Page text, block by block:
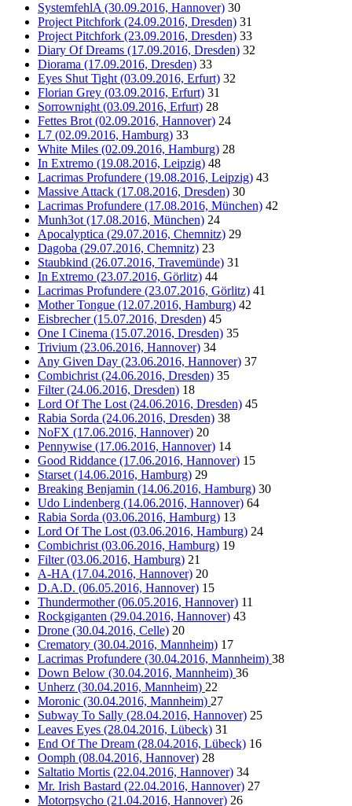
SystemfehlA (30.09.2016, Hannover) 30
Project Pitchfork (24.09.2016, Dresden) 31
Project Pitchfork (23.09.2016, Dresden) 33
Diary Of Dreams (17.09.2016, Dresden) 32
Diorama (17.09.2016, Dresden) 33
Eyes Shut Tight (03.09.2016, Erfurt) 32
Florian Grey (03.09.2016, Erfurt) 31
Sorrownight (03.09.2016, Erfurt) 28
Fettes Brot (02.09.2016, Hannover) 24
L7 (02.09.2016, Hamburg) 33
White Miles (02.09.2016, Hamburg) 28
In Extremo (19.08.2016, Leipzig) 48
Lacrimas Profundere (19.08.2016, Leipzig) 43
Massive Attack (17.08.2016, Dresden) 30
Lacrimas Profundere (17.08.2016, München) 42
Munh3ot (17.08.2016, München) 24
Apocalyptica (29.07.2016, Chemnitz) 29
Dagoba (29.07.2016, Chemnitz) 23
Staubkind (26.07.2016, Travemünde) 31
In Extremo (23.07.2016, Görlitz) 44
Lacrimas Profundere (23.07.2016, Görlitz) 41
Mother Tongue (12.07.2016, Hamburg) 42
Eisbrecher (15.07.2016, Dresden) 45
One I Cinema (15.07.2016, Dresden) 35
Trivium (23.06.2016, Hannover) 34
Any Given Day (23.06.2016, Hannover) 37
Combichrist (24.06.2016, Dresden) 35
Filter (24.06.2016, Dresden) 18
Lord Of The Lost (24.06.2016, Dresden) 45
Rabia Sorda (24.06.2016, Dresden) 38
NoFX (17.06.2016, Hannover) 20
Pennywise (17.06.2016, Hannover) 14
Good Riddance (17.06.2016, Hannover) 15
Starset (14.06.2016, Hamburg) 29
Breaking Benjamin (14.06.2016, Hamburg) 30
Udo Lindenberg (14.06.2016, Hannover) 64
Rabia Sorda (03.06.2016, Hamburg) 13
Lord Of The Lost (03.06.2016, Hamburg) 24
Combichrist (03.06.2016, Hamburg) 19
Filter (03.06.2016, Hamburg) 21
A-HA (17.04.2016, Hannover) 20
D.A.D. (06.05.2016, Hannover) 15
Thundermother (06.05.2016, Hannover) 11
Rockgiganten (29.04.2016, Hannover) 43
Drone (30.04.2016, Celle) 20
Crematory (30.04.2016, Mannheim) 17
Lacrimas Profundere (30.04.2016, Mannheim) 38
Down Below (30.04.2016, Mannheim) 36
Unherz (30.04.2016, Mannheim) 22
Moronic (30.04.2016, Mannheim) 27
Subway To Sally (28.04.2016, Hannover) 25
Leaves Eyes (28.04.2016, Lübeck) 31
End Of The Dream (28.04.2016, Lübeck) 16
Oomph (08.04.2016, Hannover) 28
Saltatio Mortis (22.04.2016, Hannover) 34
Mr. Irish Bastard (22.04.2016, Hannover) 27
Motorpsycho (21.04.2016, Hannover) 26